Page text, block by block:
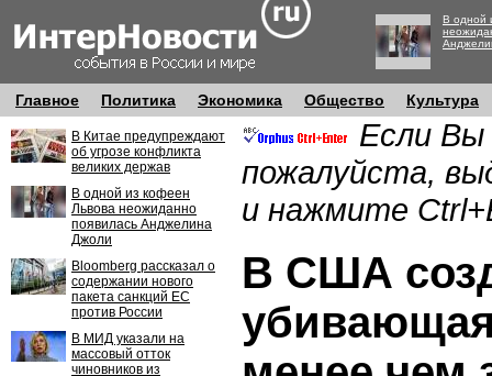
В одной
Главное Политика Экономика Общество Культура
В Китае предупреждают
об угрозе конфликта
великих держав
В одной из кофеен
Львова неожиданно
появилась Анджелина
Джоли
Bloomberg рассказал о
содержании нового
пакета санкций ЕС
против России
В МИД указали на
массовый отток
чиновников из
Если Вы
пожалуйста,
и нажмите
В США